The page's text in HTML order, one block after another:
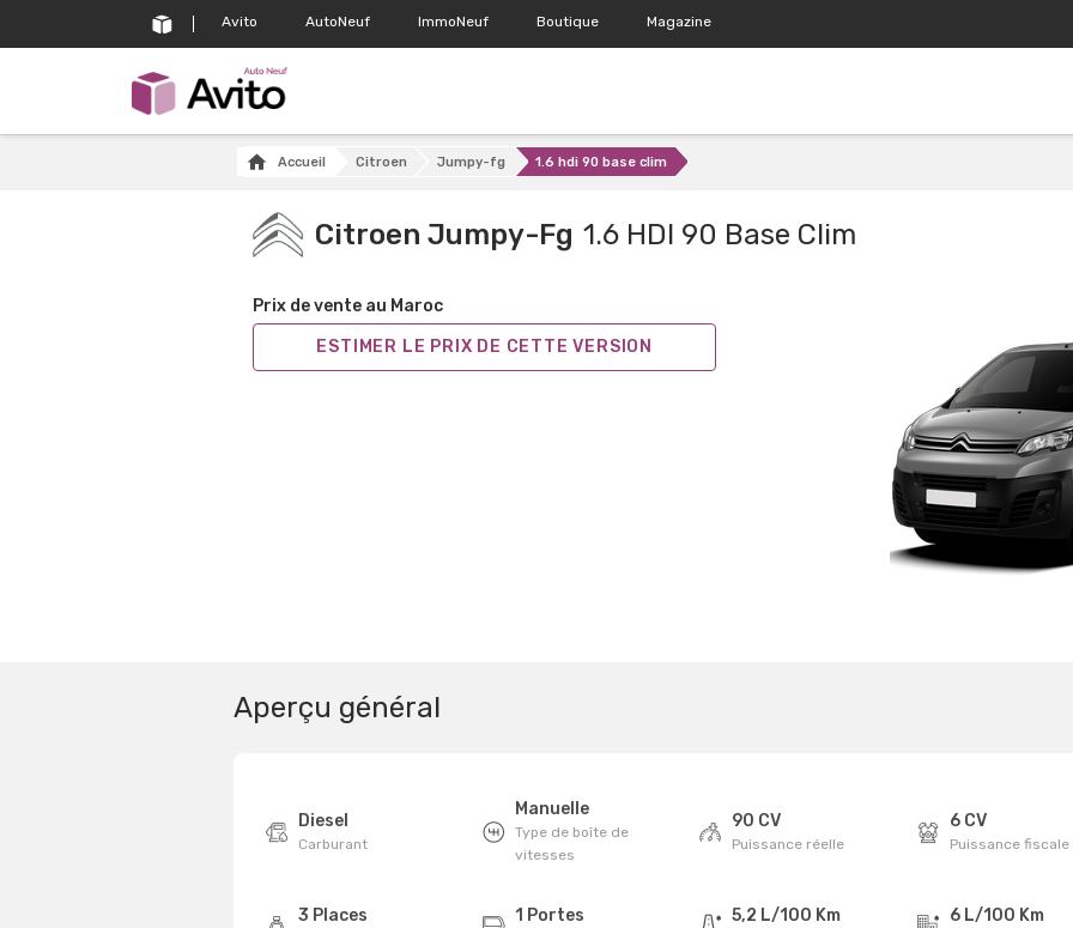
Avito AutoNeuf ImmoNeuf Boutique Magazine
Accueil Citroen Jumpy-fg 1.6 hdi 90 base clim
Citroen Jumpy-Fg 1.6 HDI 90 Base Clim
Prix de vente au Maroc
ESTIMER LE PRIX DE CETTE VERSION
Aperçu général
Diesel
Carburant
Manuelle
Type de boîte de
vitesses
90 CV
Puissance réelle
6 CV
Puissance fiscale
3 Places 1 Portes 5,2 L/100 Km 6 L/100 Km